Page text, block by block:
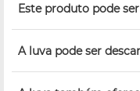
Este produto pode
A luva pode ser